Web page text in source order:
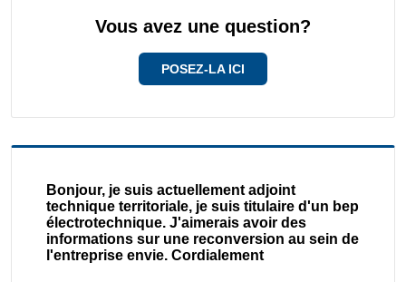
Vous avez une question?
POSEZ-LA ICI
Bonjour, je suis actuellement adjoint
technique territoriale, je suis titulaire d'un bep
électrotechnique. J'aimerais avoir des
informations sur une reconversion au sein de
l'entreprise envie. Cordialement